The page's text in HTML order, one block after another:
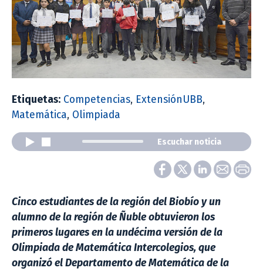
Etiquetas: Competencias, ExtensiónUBB,
Matemática, Olimpiada
Escuchar noticia
Cinco estudiantes de la región del Biobío y un
alumno de la región de Ñuble obtuvieron los
primeros lugares en la undécima versión de la
Olimpiada de Matemática Intercolegios, que
organizó el Departamento de Matemática de la